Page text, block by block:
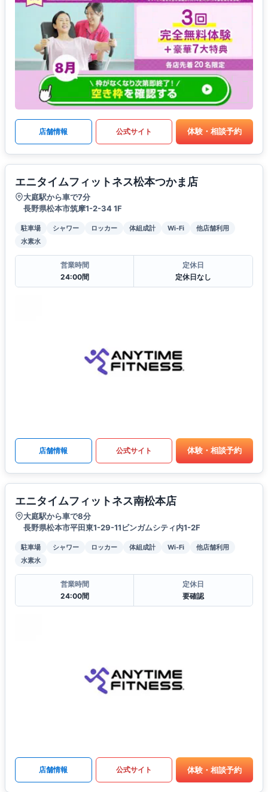
店舗情報 公式サイト 体験・相談予約
エニタイムフィットネス松本つかま店
大庭駅から車で7分
長野県松本市筑摩1-2-34 1F
駐車場 シャワー ロッカー 体組成計 Wi-Fi
他店舗利用
水素水
営業時間
24:00間
定休日
定休日なし
店舗情報 公式サイト 体験・相談予約
エニタイムフィットネス南松本店
大庭駅から車で8分
長野県松本市平田東1-29-11ビンガムシティ内1-2F
駐車場 シャワー ロッカー 体組成計 Wi-Fi
他店舗利用
水素水
営業時間
24:00間
定休日
要確認
店舗情報 公式サイト 体験・相談予約